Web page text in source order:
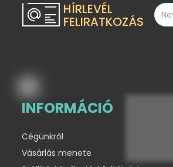
HÍRLEVÉL
FELIRATKOZÁS
INFORMÁCIÓ
Cégünkről
Vásárlás menete